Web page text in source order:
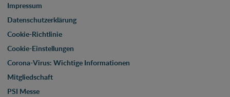
Impressum
Datenschutzerklärung
Cookie-Richtlinie
Cookie-Einstellungen
Corona-Virus: Wichtige Informationen
Mitgliedschaft
PSI Messe